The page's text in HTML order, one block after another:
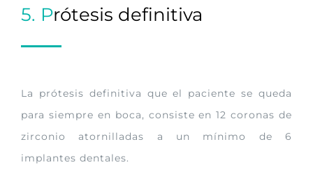
5. Prótesis definitiva
La prótesis definitiva que el paciente se queda
para siempre en boca, consiste en 12 coronas de
zirconio atornilladas a un mínimo de 6
implantes dentales.